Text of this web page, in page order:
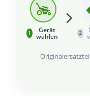
1
Gerät
wählen
2